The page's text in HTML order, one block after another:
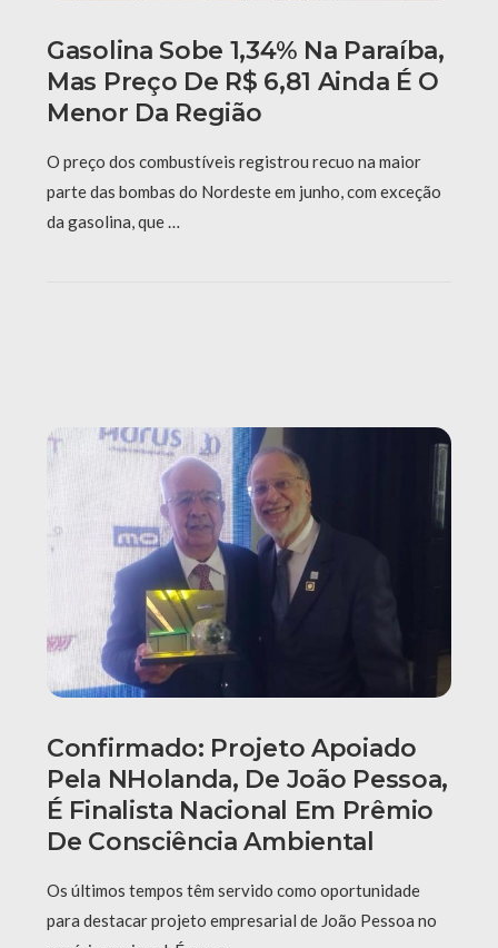
Gasolina Sobe 1,34% Na Paraíba,
Mas Preço De R$ 6,81 Ainda É O
Menor Da Região
O preço dos combustíveis registrou recuo na maior
parte das bombas do Nordeste em junho, com exceção
da gasolina, que …
Confirmado: Projeto Apoiado
Pela NHolanda, De João Pessoa,
É Finalista Nacional Em Prêmio
De Consciência Ambiental
Os últimos tempos têm servido como oportunidade
para destacar projeto empresarial de João Pessoa no